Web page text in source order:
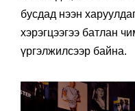
бусдад нээн
хэрэгцээгээ батлан
үргэлжилсээр байна.